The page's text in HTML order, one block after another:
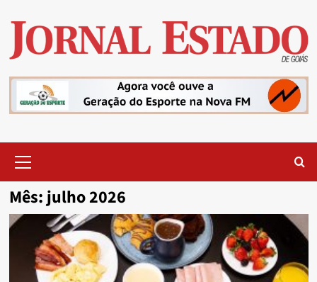
content
Menu
Mês:julho 2026